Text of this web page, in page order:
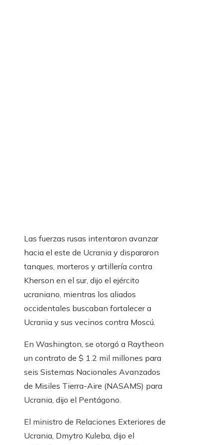
Las fuerzas rusas intentaron avanzar
hacia el este de Ucrania y dispararon
tanques, morteros y artillería contra
Kherson en el sur, dijo el ejército
ucraniano, mientras los aliados
occidentales buscaban fortalecer a
Ucrania y sus vecinos contra Moscú.
En Washington, se otorgó a Raytheon
un contrato de $ 1.2 mil millones para
seis Sistemas Nacionales Avanzados
de Misiles Tierra-Aire (NASAMS) para
Ucrania, dijo el Pentágono.
El ministro de Relaciones Exteriores de
Ucrania, Dmytro Kuleba, dijo el